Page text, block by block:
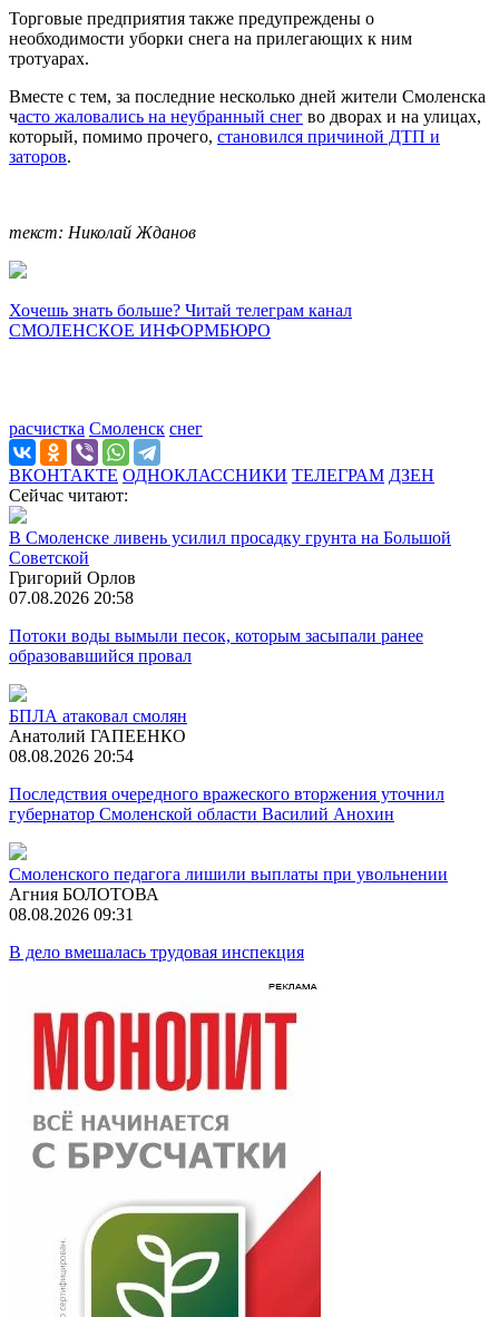
Торговые предприятия также предупреждены о
необходимости уборки снега на прилегающих к ним
тротуарах.
Вместе с тем, за последние несколько дней жители Смоленска
часто жаловались на неубранный снег во дворах и на улицах,
который, помимо прочего, становился причиной ДТП и
заторов.
текст: Николай Жданов
Хочешь знать больше? Читай телеграм канал
СМОЛЕНСКОЕ ИНФОРМБЮРО
расчистка Смоленск снег
ВКОНТАКТЕ ОДНОКЛАССНИКИ ТЕЛЕГРАМ ДЗЕН
Сейчас читают:
В Смоленске ливень усилил просадку грунта на Большой
Советской
Григорий Орлов
07.08.2026 20:58
Потоки воды вымыли песок, которым засыпали ранее
образовавшийся провал
БПЛА атаковал смолян
Анатолий ГАПЕЕНКО
08.08.2026 20:54
Последствия очередного вражеского вторжения уточнил
губернатор Смоленской области Василий Анохин
Смоленского педагога лишили выплаты при увольнении
Агния БОЛОТОВА
08.08.2026 09:31
В дело вмешалась трудовая инспекция